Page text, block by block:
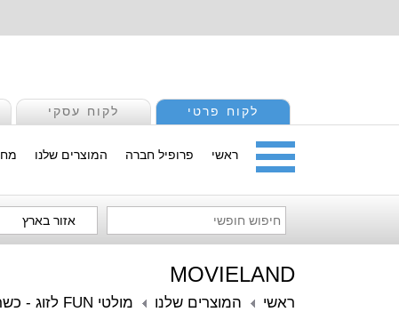
לקוח פרטי לקוח עסקי
ראשי פרופיל חברה המוצרים שלנו
אזור בארץ
MOVIELAND
ראשי המוצרים שלנו מולטי FUN לזוג - כשר/מהדרין